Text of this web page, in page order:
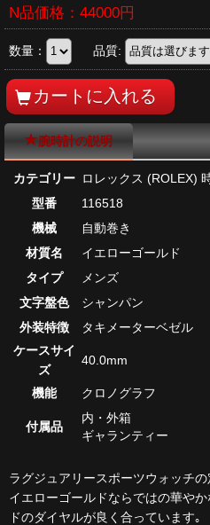
N品価格： 44000円
数量： 品質:
腕時計の説明
カテゴリー ロレックス (ROLEX)
型番
116518
機械
自動巻き
材質名
イエローゴールド
タイプ
メンズ
文字盤色
シャンパン
外装特徴
タキメーターベゼル
ケースサイ
ズ
40.0mm
機能 クロノグラフ
付属品
内・外箱
ギャランティー
ラグジュアリースポーツウォッチ
イエローゴールドならではの華や
ドのダイヤルが良く合っています｡